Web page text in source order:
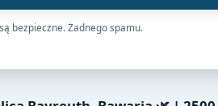
bezpieczne. Żadnego spamu.